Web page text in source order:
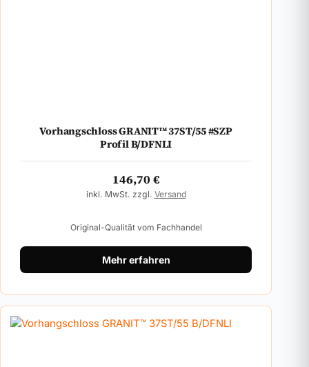
Vorhangschloss GRANIT™ 37ST/55 #SZP
Profil B/DFNLI
146,70€
inkl. MwSt. zzgl. Versand
Original-Qualität vom Fachhandel
Mehr erfahren